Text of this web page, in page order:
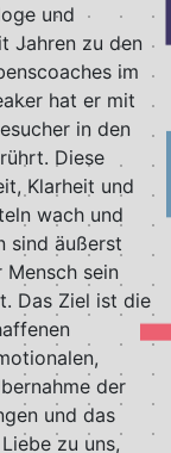
und
Jahren zu den
im
hat er mit
in den
Diese
Klarheit und
wach und
sind äußerst
sein
Das Ziel ist die
der
und das
zu uns,